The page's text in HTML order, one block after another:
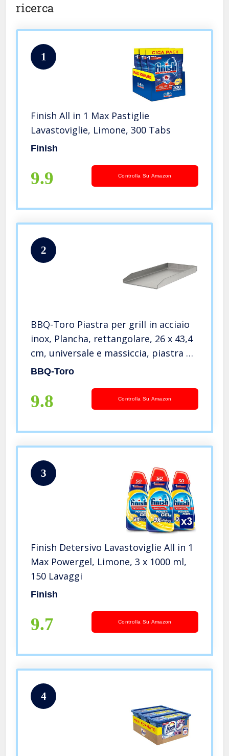
ricerca
1
Finish All in 1 Max Pastiglie
Lavastoviglie, Limone, 300 Tabs
Finish
9.9 Controlla Su Amazon
2
BBQ-Toro Piastra per grill in acciaio
inox, Plancha, rettangolare, 26 x 43,4
cm, universale e massiccia, piastra di
cottura per grill a carbone e a gas e
BBQ-Toro
9.8 Controlla Su Amazon
3
Finish Detersivo Lavastoviglie All in 1
Max Powergel, Limone, 3 x 1000 ml,
150 Lavaggi
Finish
9.7 Controlla Su Amazon
4